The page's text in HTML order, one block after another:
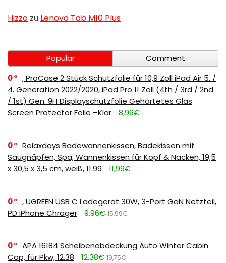
Hizzo zu Lenovo Tab M10 Plus
Popular
Comment
0
, ProCase 2 Stück Schutzfolie für 10,9 Zoll iPad Air 5. /
4. Generation 2022/2020, iPad Pro 11 Zoll (4th / 3rd / 2nd
/ 1st) Gen. 9H Displayschutzfolie Gehärtetes Glas
Screen Protector Folie –Klar
8,99€
0
Relaxdays Badewannenkissen, Badekissen mit
Saugnäpfen, Spa, Wannenkissen für Kopf & Nacken, 19,5
x 30,5 x 3,5 cm, weiß, 11.99
11,99€
0
, UGREEN USB C Ladegerät 30W, 3-Port GaN Netzteil,
PD iPhone Chrager
9,96€ 15,99€
0
APA 16184 Scheibenabdeckung Auto Winter Cabin
Cap, für Pkw, 12.38
12,38€ 19,75€